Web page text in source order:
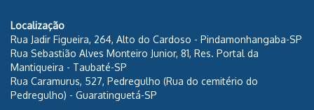
Localização
Rua Jadir Figueira, 264, Alto do Cardoso - Pindamonhangaba-SP
Rua Sebastião Alves Monteiro Junior, 81, Res. Portal da
Mantiqueira - Taubaté-SP
Rua Caramurus, 527, Pedregulho (Rua do cemitério do
Pedregulho) - Guaratinguetá-SP